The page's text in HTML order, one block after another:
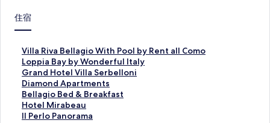
住宿
Villa Riva Bellagio With Pool by Rent all Como
V
i
l
l
a
R
i
Loppia Bay by Wonderful Italy
L
o
p
p
i
a
Grand Hotel Villa Serbelloni
G
r
a
n
d
Diamond Apartments
D
i
a
m
Bellagio Bed & Breakfast
B
e
l
Hotel Mirabeau
H
o
Il Perlo Panorama
I